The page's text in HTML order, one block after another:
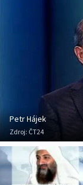
Petr Hájek
Zdroj: ČT24